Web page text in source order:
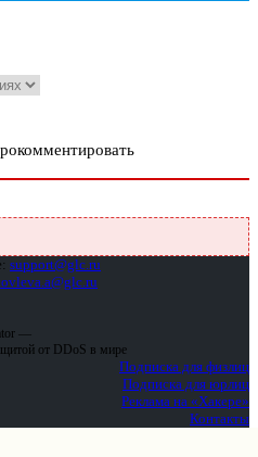
support@glc.ru
—
от DDoS в мире
Подписка для физлиц
Подписка для юрлиц
Реклама на «Хакере»
Контакты